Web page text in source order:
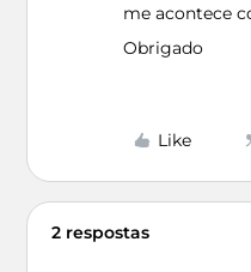
me acontece
Obrigado
Like
2 respostas